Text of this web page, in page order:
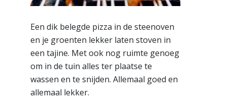
Een dik belegde pizza in de steenoven
en je groenten lekker laten stoven in
een tajine. Met ook nog ruimte genoeg
om in de tuin alles ter plaatse te
wassen en te snijden. Allemaal goed en
allemaal lekker.